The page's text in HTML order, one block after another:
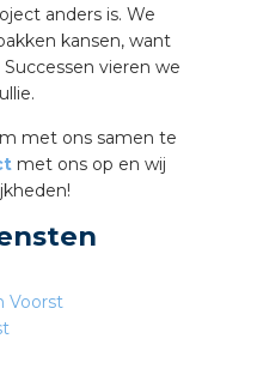
anders is. We
kansen, want
vieren we
met ons samen te
met ons op en wij
Voorst